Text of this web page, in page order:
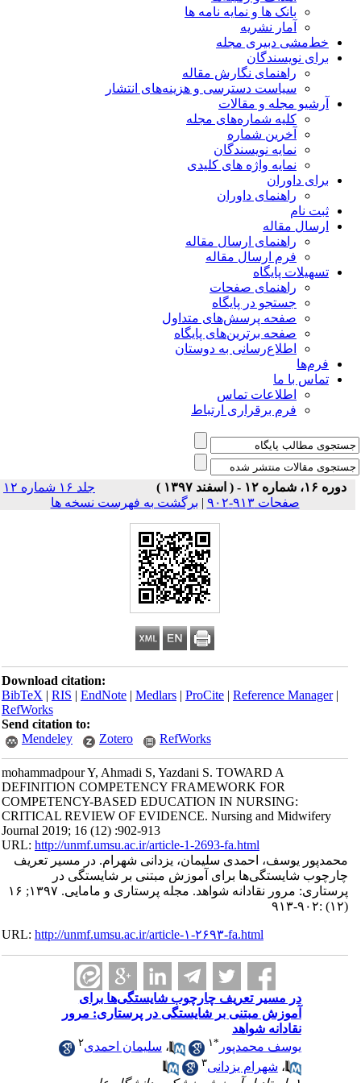
بانک ها و نمایه نامه ها
آمار نشریه
خط‌مشی دبیری مجله
برای نویسندگان
راهنمای نگارش مقاله
سیاست دسترسی و هزینه‌های انتشار
آرشیو مجله و مقالات
کلیه شماره‌های مجله
آخرین شماره
نمایه نویسندگان
نمایه واژه های کلیدی
برای داوران
راهنمای داوران
ثبت نام
ارسال مقاله
راهنمای ارسال مقاله
فرم ارسال مقاله
تسهیلات پایگاه
راهنمای صفحات
جستجو در پایگاه
صفحه پرسش‌های متداول
صفحه برترین‌های پایگاه
اطلاع‌رسانی به دوستان
فرم‌ها
تماس با ما
اطلاعات تماس
فرم برقراری ارتباط
دوره ۱۶، شماره ۱۲ - ( اسفند ۱۳۹۷ )
جلد ۱۶ شماره ۱۲
صفحات ۹۱۳-۹۰۲
|برگشت به فهرست نسخه ها
Download citation:
BibTeX|RIS|EndNote|Medlars|ProCite|Reference Manager
RefWorks
Send citation to:
Mendeley
Zotero RefWorks
mohammadpour Y, Ahmadi S, Yazdani S. TOWARD A
DEFINITION COMPETENCY FRAMEWORK FOR
COMPETENCY-BASED EDUCATION IN NURSING:
CRITICAL REVIEW OF EVIDENCE. Nursing and Midwifery
Journal 2019; 16 (12) :902-913
URL:http://unmf.umsu.ac.ir/article-1-2693-fa.html
محمدپور یوسف، احمدی سلیمان، یزدانی شهرام. در مسیر تعریف
چارچوب شایستگی‌ها برای آموزش مبتنی بر شایستگی در
پرستاری: مرور نقادانه شواهد. مجله پرستاری و مامایی. ۱۳۹۷; ۱۶
URL:http://unmf.umsu.ac.ir/article-۱-۲۶۹۳-fa.html
در مسیر تعریف چارچوب شایستگی‌ها برای
آموزش مبتنی بر شایستگی در پرستاری: مرور
نقادانه شواهد
یوسف محمدپور
۱ ،سلیمان احمدی۲
،شهرام یزدانی